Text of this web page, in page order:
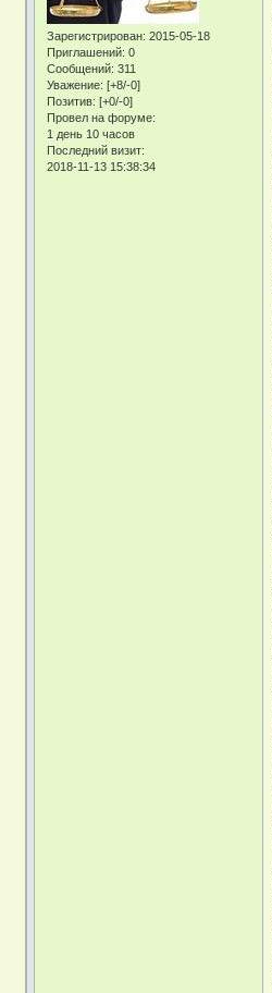
Зарегистрирован: 2015-05-18
Приглашений: 0
Сообщений: 311
Уважение: [+8/-0]
Позитив: [+0/-0]
Провел на форуме:
1 день 10 часов
Последний визит:
2018-11-13 15:38:34